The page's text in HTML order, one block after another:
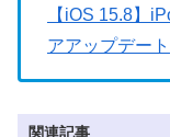
【iOS 15.8】
アアップデート
関連記事